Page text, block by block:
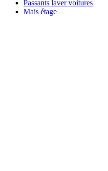
Passants laver voitures
Mais étage